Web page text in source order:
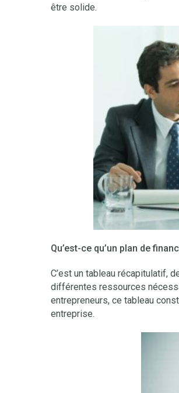
être solide.
Qu’est-ce qu’un plan de
C’est un tableau récapitulatif,
différentes ressources
entrepreneurs, ce tableau
entreprise.